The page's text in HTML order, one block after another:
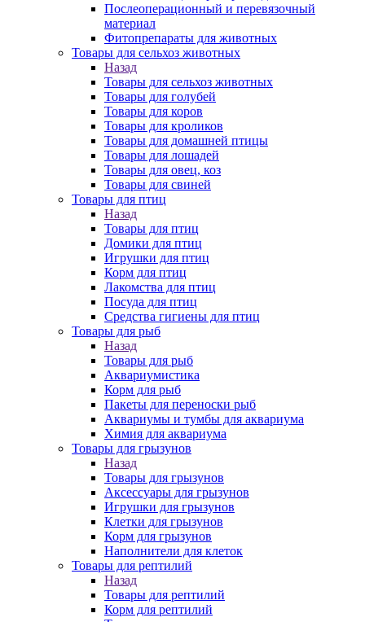
Послеоперационный и перевязочный
материал
Фитопрепараты для животных
Товары для сельхоз животных
Назад
Товары для сельхоз животных
Товары для голубей
Товары для коров
Товары для кроликов
Товары для домашней птицы
Товары для лошадей
Товары для овец, коз
Товары для свиней
Товары для птиц
Назад
Товары для птиц
Домики для птиц
Игрушки для птиц
Корм для птиц
Лакомства для птиц
Посуда для птиц
Средства гигиены для птиц
Товары для рыб
Назад
Товары для рыб
Аквариумистика
Корм для рыб
Пакеты для переноски рыб
Аквариумы и тумбы для аквариума
Химия для аквариума
Товары для грызунов
Назад
Товары для грызунов
Аксессуары для грызунов
Игрушки для грызунов
Клетки для грызунов
Корм для грызунов
Наполнители для клеток
Товары для рептилий
Назад
Товары для рептилий
Корм для рептилий